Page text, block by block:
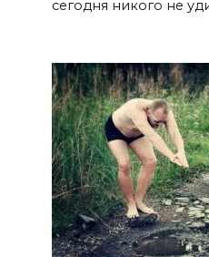
сегодня никого не